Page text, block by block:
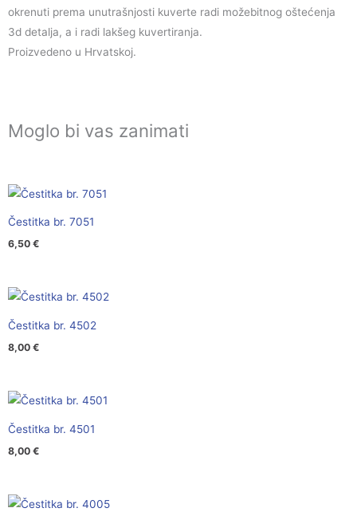
okrenuti prema unutrašnjosti kuverte radi možebitnog oštećenja
3d detalja, a i radi lakšeg kuvertiranja.
Proizvedeno u Hrvatskoj.
Moglo bi vas zanimati
Čestitka br. 7051
6,50 €
Čestitka br. 4502
8,00 €
Čestitka br. 4501
8,00 €